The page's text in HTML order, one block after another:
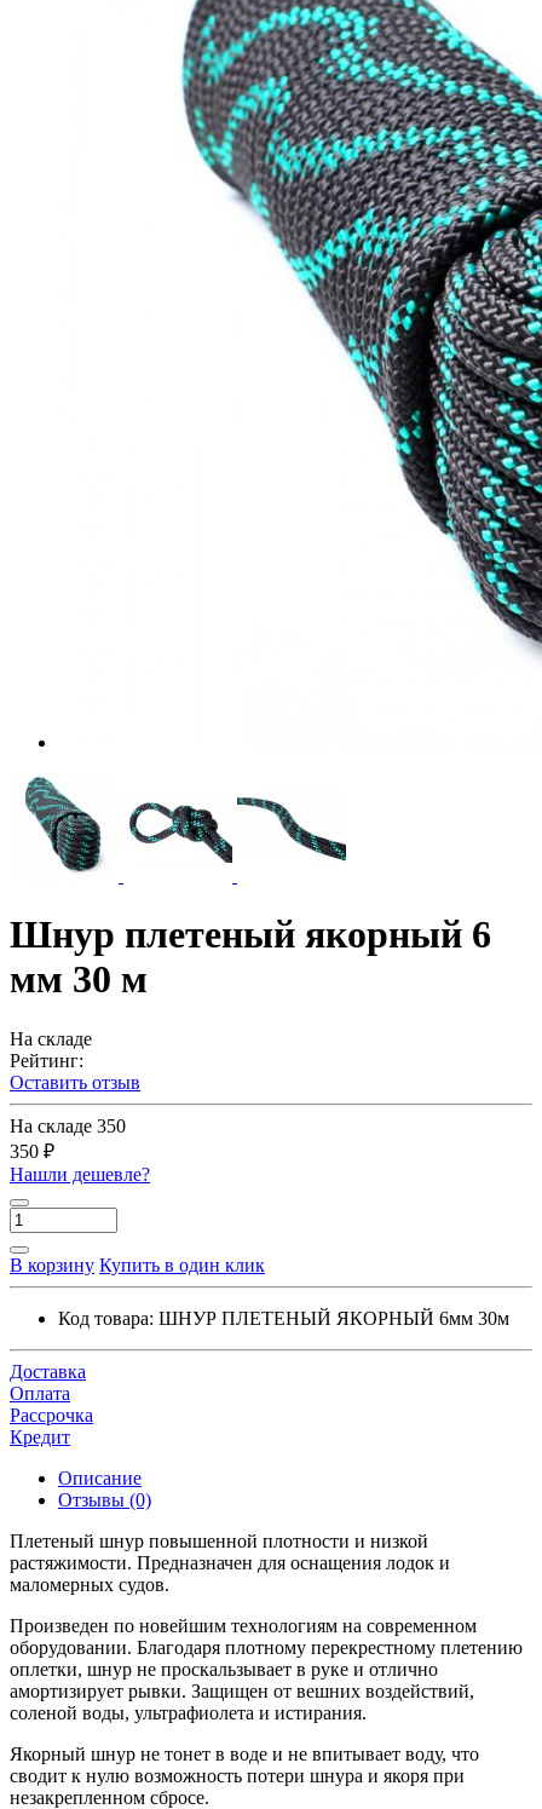
Шнур плетеный якорный 6
мм 30 м
На складе
Рейтинг:
Оставить отзыв
На складе 350
350 ₽
Нашли дешевле?
В корзину Купить в один клик
Код товара: ШНУР ПЛЕТЕНЫЙ ЯКОРНЫЙ 6мм 30м
Доставка
Оплата
Рассрочка
Кредит
Описание
Отзывы (0)
Плетеный шнур повышенной плотности и низкой
растяжимости. Предназначен для оснащения лодок и
маломерных судов.
Произведен по новейшим технологиям на современном
оборудовании. Благодаря плотному перекрестному плетению
оплетки, шнур не проскальзывает в руке и отлично
амортизирует рывки. Защищен от вешних воздействий,
соленой воды, ультрафиолета и истирания.
Якорный шнур не тонет в воде и не впитывает воду, что
сводит к нулю возможность потери шнура и якоря при
незакрепленном сбросе.